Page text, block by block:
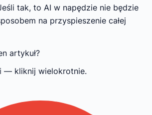
tak, to AI w napędzie nie będzie
na przyspieszenie całej
artykuł?
— kliknij wielokrotnie.